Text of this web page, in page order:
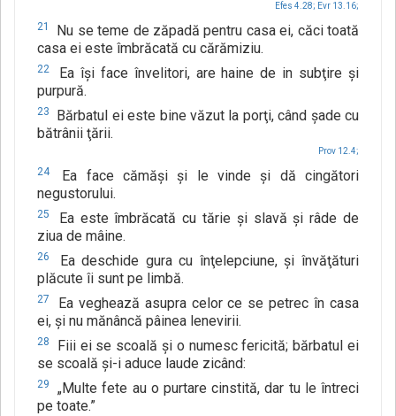
Efes 4.28; Evr 13.16;
21
Nu se teme de zăpadă pentru casa ei, căci toată
casa ei este îmbrăcată cu cărămiziu.
22
Ea îşi face învelitori, are haine de in subţire şi
purpură.
23
Bărbatul ei este bine văzut la porţi, când şade cu
bătrânii ţării.
Prov 12.4;
24
Ea face cămăşi şi le vinde şi dă cingători
negustorului.
25
Ea este îmbrăcată cu tărie şi slavă şi râde de
ziua de mâine.
26
Ea deschide gura cu înţelepciune, şi învăţături
plăcute îi sunt pe limbă.
27
Ea veghează asupra celor ce se petrec în casa
ei, şi nu mănâncă pâinea lenevirii.
28
Fiii ei se scoală şi o numesc fericită; bărbatul ei
se scoală şi-i aduce laude zicând:
29
„Multe fete au o purtare cinstită, dar tu le întreci
pe toate.”